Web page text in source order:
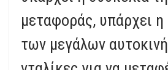
μεταφοράς, υπάρχει η
των μεγάλων